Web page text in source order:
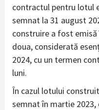
contractul pentru lotul
semnat la 31 august
construire a fost emisă
doua, considerată
2024, cu un termen
luni.
În cazul lotului
semnat în martie 2023,